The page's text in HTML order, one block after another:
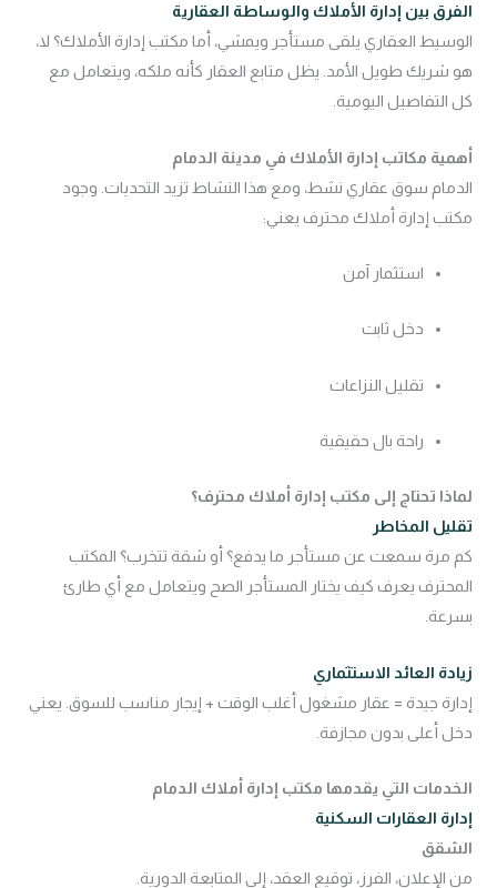
الفرق بين إدارة الأملاك والوساطة العقارية
الوسيط العقاري يلقى مستأجر ويمشي، أما مكتب إدارة الأملاك؟ لا،
هو شريك طويل الأمد. يظل متابع العقار كأنه ملكه، ويتعامل مع
كل التفاصيل اليومية.
أهمية مكاتب إدارة الأملاك في مدينة الدمام
الدمام سوق عقاري نشط، ومع هذا النشاط تزيد التحديات. وجود
مكتب إدارة أملاك محترف يعني:
استثمار آمن
دخل ثابت
تقليل النزاعات
راحة بال حقيقية
لماذا تحتاج إلى مكتب إدارة أملاك محترف؟
تقليل المخاطر
كم مرة سمعت عن مستأجر ما يدفع؟ أو شقة تتخرب؟ المكتب
المحترف يعرف كيف يختار المستأجر الصح ويتعامل مع أي طارئ
بسرعة.
زيادة العائد الاستثماري
إدارة جيدة = عقار مشغول أغلب الوقت + إيجار مناسب للسوق. يعني
دخل أعلى بدون مجازفة.
الخدمات التي يقدمها مكتب إدارة أملاك الدمام
إدارة العقارات السكنية
الشقق
من الإعلان، الفرز، توقيع العقد، إلى المتابعة الدورية.